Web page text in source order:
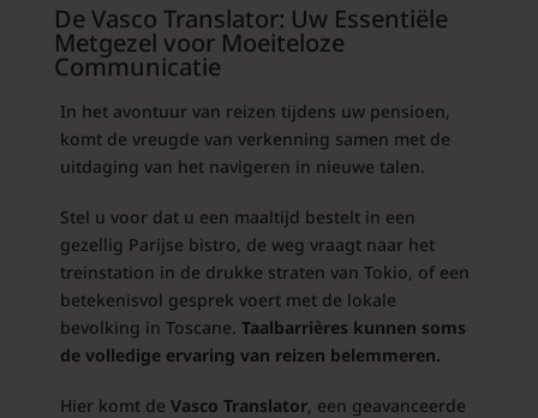
De Vasco Translator: Uw Essentiële
Metgezel voor Moeiteloze
Communicatie
In het avontuur van reizen tijdens uw pensioen,
komt de vreugde van verkenning samen met de
uitdaging van het navigeren in nieuwe talen.
Stel u voor dat u een maaltijd bestelt in een
gezellig Parijse bistro, de weg vraagt naar het
treinstation in de drukke straten van Tokio, of een
betekenisvol gesprek voert met de lokale
bevolking in Toscane. Taalbarrières kunnen soms
de volledige ervaring van reizen belemmeren.
Hier komt de Vasco Translator, een geavanceerde